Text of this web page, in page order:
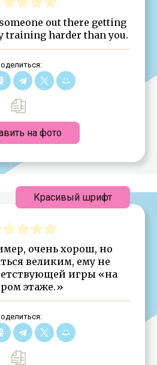
out there getting
training harder than you.
на фото
очень хорош, но
великим, ему не
игры «на
этаже.»
Красивый шрифт